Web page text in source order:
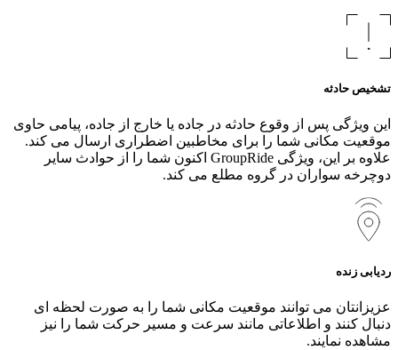
تشخیص حادثه
این ویژگی پس از وقوع حادثه در جاده یا خارج از جاده، پیامی حاوی
موقعیت مکانی شما را برای مخاطبین اضطراری ارسال می‌ کند.
علاوه بر این، ویژگی GroupRide اکنون شما را از حوادث سایر
دوچرخه‌ سواران در گروه مطلع می‌ کند.
ردیابی زنده
عزیزانتان می‌ توانند موقعیت مکانی شما را به صورت لحظه‌ ای
دنبال کنند و اطلاعاتی مانند سرعت و مسیر حرکت شما را نیز
مشاهده نمایند.